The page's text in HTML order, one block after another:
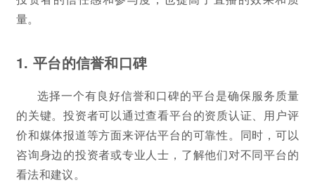
量。
1. 平台的信誉和口碑
选择一个有良好信誉和口碑的平台是确保服务质量
的关键。投资者可以通过查看平台的资质认证、用户评
价和媒体报道等方面来评估平台的可靠性。同时，可以
咨询身边的投资者或专业人士，了解他们对不同平台的
看法和建议。